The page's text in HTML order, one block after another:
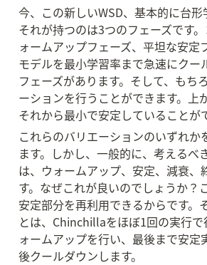
今、この新しいWSD、基本的に台形
それが持つのは3つのフェーズです
ォームアップフェーズ、平坦な安定
モデルを最小学習率まで急速にクー
フェーズがあります。そして、もち
ーションを行うことができます。上
それから最小で安定していることが
これらのバリエーションのいずれか
ます。しかし、一般的に、考えるべ
は、ウォームアップ、安定、減衰、
す。なぜこれが良いのでしょうか？
安定部分を再利用できるからです。
とは、Chinchillaをほぼ1回の実行で
ォームアップを行い、最後まで安定
後クールダウンします。